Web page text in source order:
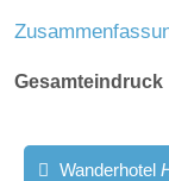
Gesamteindruck
Wanderhotel